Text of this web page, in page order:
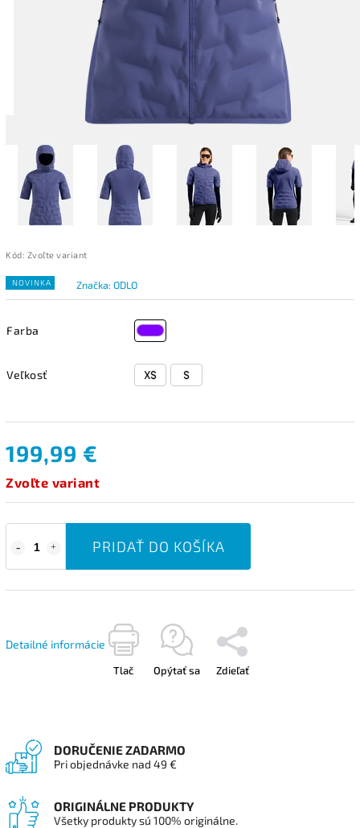
Kód: Zvoľte variant
NOVINKA Značka: ODLO
Farba
Veľkosť
199,99 €
Zvoľte variant
PRIDAŤ DO KOŠÍKA
Detailné informácie
Tlač Opýtať sa Zdieľať
DORUČENIE ZADARMO
Pri objednávke nad 49 €
ORIGINÁLNE PRODUKTY
Všetky produkty sú 100% originálne.